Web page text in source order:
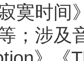
寞时间
等；涉